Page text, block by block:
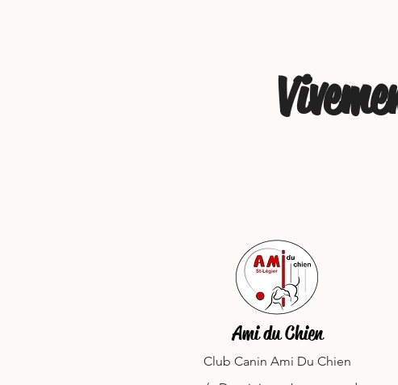
Ami du Chien
Club Canin Ami Du Chien